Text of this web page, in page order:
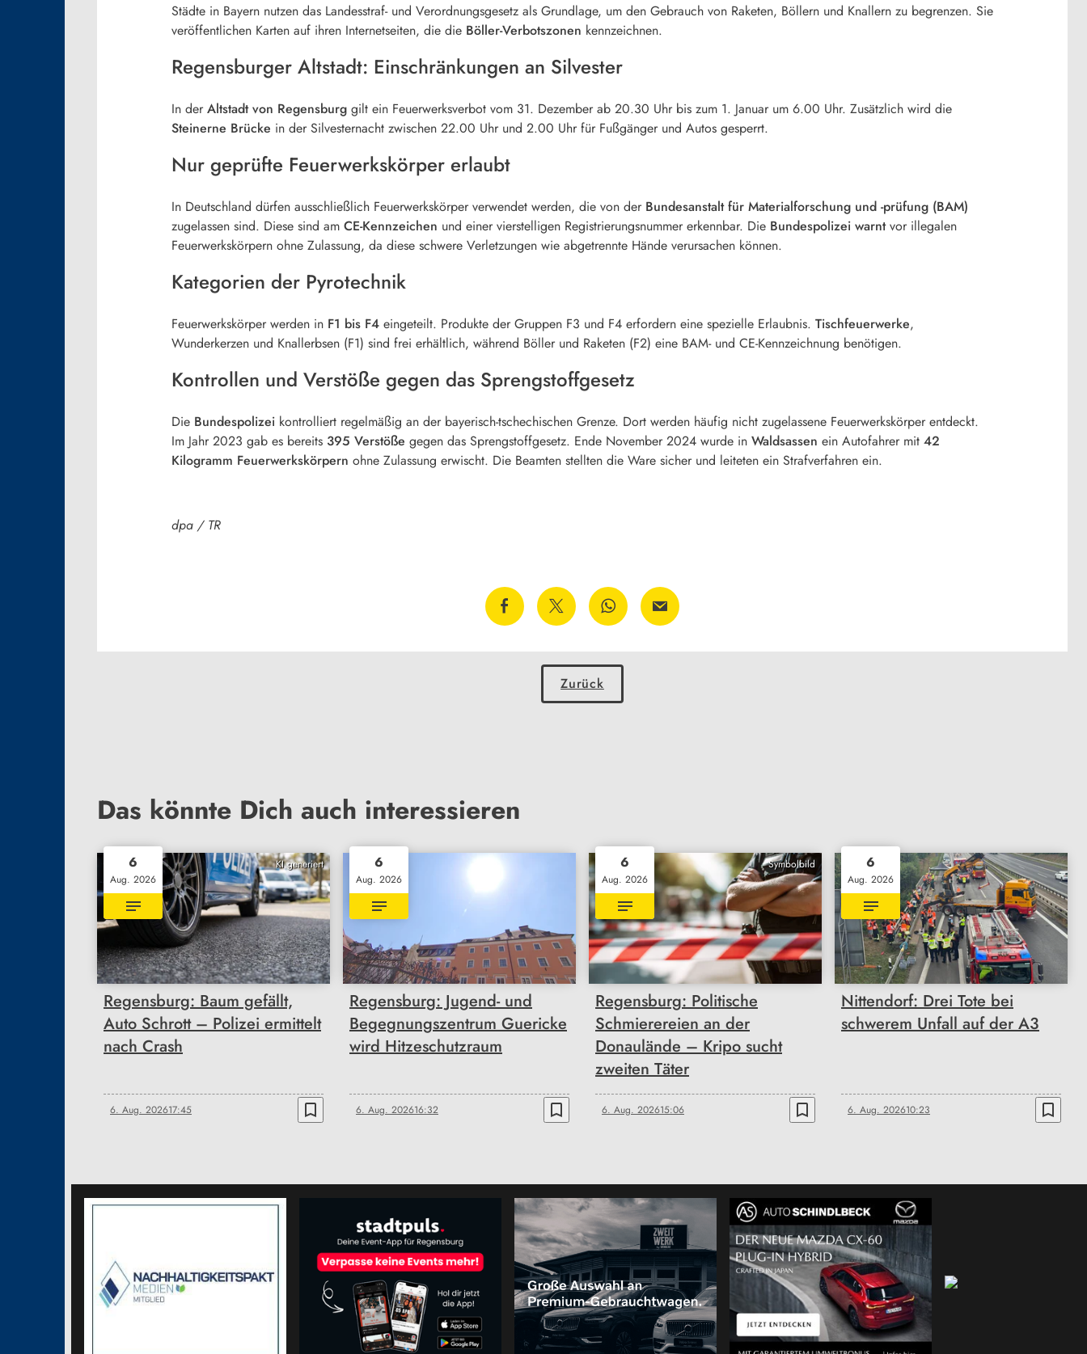
Städte in Bayern nutzen das Landesstraf- und Verordnungsgesetz als Grundlage, um den Gebrauch von Raketen, Böllern und Knallern zu begrenzen. Sie
veröffentlichen Karten auf ihren Internetseiten, die die Böller-Verbotszonen kennzeichnen.
Regensburger Altstadt: Einschränkungen an Silvester
In der Altstadt von Regensburg gilt ein Feuerwerksverbot vom 31. Dezember ab 20.30 Uhr bis zum 1. Januar um 6.00 Uhr. Zusätzlich wird die
Steinerne Brücke in der Silvesternacht zwischen 22.00 Uhr und 2.00 Uhr für Fußgänger und Autos gesperrt.
Nur geprüfte Feuerwerkskörper erlaubt
In Deutschland dürfen ausschließlich Feuerwerkskörper verwendet werden, die von der Bundesanstalt für Materialforschung und -prüfung (BAM)
zugelassen sind. Diese sind am CE-Kennzeichen und einer vierstelligen Registrierungsnummer erkennbar. Die Bundespolizei warntvor illegalen
Feuerwerkskörpern ohne Zulassung, da diese schwere Verletzungen wie abgetrennte Hände verursachen können.
Kategorien der Pyrotechnik
Feuerwerkskörper werden in F1 bis F4 eingeteilt. Produkte der Gruppen F3 und F4 erfordern eine spezielle Erlaubnis. Tischfeuerwerke,
Wunderkerzen und Knallerbsen (F1) sind frei erhältlich, während Böller und Raketen (F2) eine BAM- und CE-Kennzeichnung benötigen.
Kontrollen und Verstöße gegen das Sprengstoffgesetz
Die Bundespolizei kontrolliert regelmäßig an der bayerisch-tschechischen Grenze. Dort werden häufig nicht zugelassene Feuerwerkskörper entdeckt.
Im Jahr 2023 gab es bereits 395 Verstöße gegen das Sprengstoffgesetz. Ende November 2024 wurde in Waldsassen ein Autofahrer mit 42
Kilogramm Feuerwerkskörpern ohne Zulassung erwischt. Die Beamten stellten die Ware sicher und leiteten ein Strafverfahren ein.
dpa / TR
Zurück
Das könnte Dich auch interessieren
KI generiert
6
Aug. 2026
Regensburg: Baum gefällt,
Auto Schrott – Polizei ermittelt
nach Crash
6. Aug. 202617:45 bookmark_border
6
Aug. 2026
Regensburg: Jugend- und
Begegnungszentrum Guericke
wird Hitzeschutzraum
6. Aug. 202616:32 bookmark_border
Symbolbild
6
Aug. 2026
Regensburg: Politische
Schmierereien an der
Donaulände – Kripo sucht
zweiten Täter
6. Aug. 202615:06 bookmark_border
6
Aug. 2026
Nittendorf: Drei Tote bei
schwerem Unfall auf der A3
6. Aug. 202610:23 bookmark_border